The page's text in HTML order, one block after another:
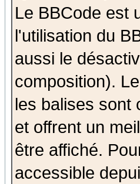
Le BBCode est
l'utilisation du
aussi le
composition).
les balises sont
et offrent un
être affiché.
accessible